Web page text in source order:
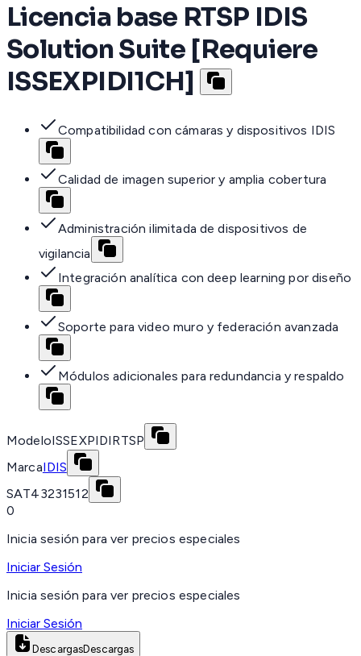
Licencia base RTSP IDIS
Solution Suite [Requiere
ISSEXPIDI1CH]
Compatibilidad con cámaras y dispositivos IDIS
Calidad de imagen superior y amplia cobertura
Administración ilimitada de dispositivos de
vigilancia
Integración analítica con deep learning por diseño
Soporte para video muro y federación avanzada
Módulos adicionales para redundancia y respaldo
ModeloISSEXPIDIRTSP
MarcaIDIS
SAT43231512
0
Inicia sesión para ver precios especiales
Iniciar Sesión
Inicia sesión para ver precios especiales
Iniciar Sesión
DescargasDescargas